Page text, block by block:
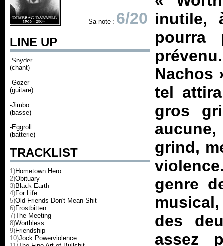
Sa note : 6/20
LINE UP
-Snyder
(chant)
-Gozer
(guitare)
-Jimbo
(basse)
-Eggroll
(batterie)
TRACKLIST
1)Hometown Hero
2)Obituary
3)Black Earth
4)For Life
5)Old Friends Don't Mean Shit
6)Frostbitten
7)The Meeting
8)Worthless
9)Friendship
10)Jock Powerviolence
inutile,
pourra
Nachos
tel
gros
grind,
genre
des
assez